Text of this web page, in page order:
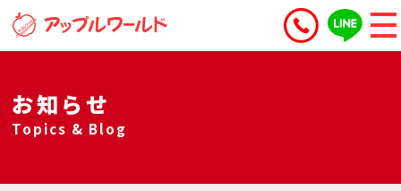
お知らせ
Topics & Blog